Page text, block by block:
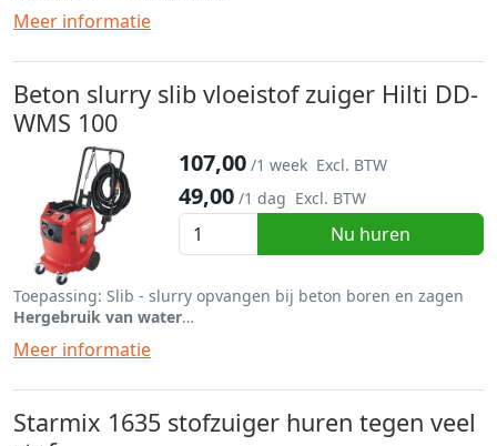
Meer informatie
Beton slurry slib vloeistof zuiger Hilti DD-
WMS 100
49,00 /1 dag Excl. BTW
107,00 /1 week Excl. BTW
Nu huren
Toepassing: Slib - slurry opvangen bij beton boren en zagen
Hergebruik van water
Inhoud
: 14 liter, genoeg voor 100 liter boorvloeistof
Meer informatie
Starmix 1635 stofzuiger huren tegen veel